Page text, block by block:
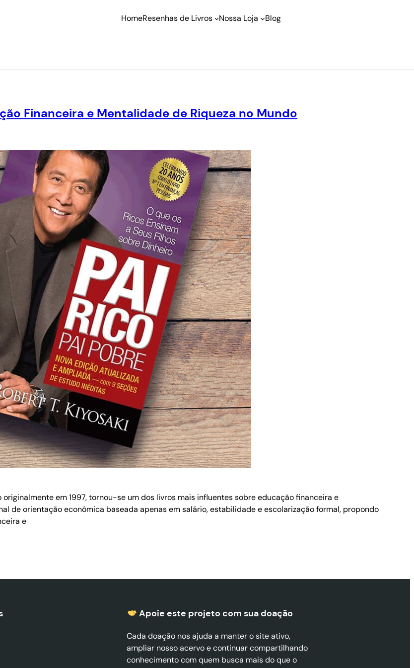
HomeResenhas de Livros Nossa Loja Blog
Financeira e Mentalidade de Riqueza no Mundo
originalmente em 1997, tornou-se um dos livros mais influentes sobre educação financeira e
de orientação econômica baseada apenas em salário, estabilidade e escolarização formal, propondo
e
Apoie este projeto com sua doação
Cada doação nos ajuda a manter o site ativo,
ampliar nosso acervo e continuar compartilhando
conhecimento com quem busca mais do que o